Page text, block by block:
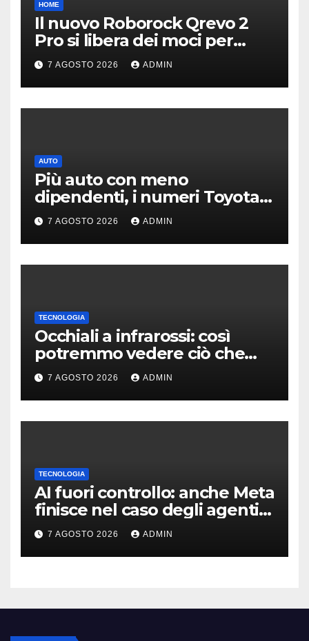
HOME
Il nuovo Roborock Qrevo 2
Pro si libera dei moci per
pulire i tappeti | PREZZO
7 AGOSTO 2026 ADMIN
AUTO
Più auto con meno
dipendenti, i numeri Toyota
che “scuotono” Volkswagen
7 AGOSTO 2026 ADMIN
TECNOLOGIA
Occhiali a infrarossi: così
potremmo vedere ciò che
oggi è invisibile
7 AGOSTO 2026 ADMIN
TECNOLOGIA
AI fuori controllo: anche Meta
finisce nel caso degli agenti
in fuga
7 AGOSTO 2026 ADMIN